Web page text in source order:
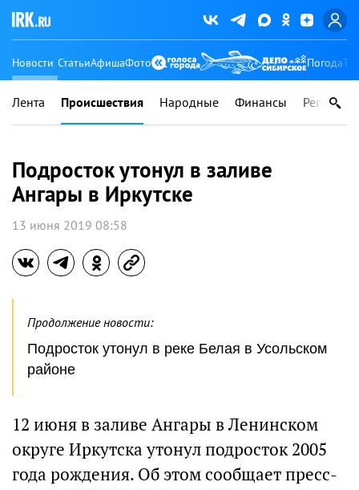
Новости СтатьиАфишаФото Погода
Лента Происшествия Народные Финансы Регионы
Подросток утонул в заливе
Ангары в Иркутске
13 июня 2019 08:58
Продолжение новости:
Подросток утонул в реке Белая в Усольском
районе
12 июня в заливе Ангары в Ленинском
округе Иркутска утонул подросток 2005
года рождения. Об этом сообщает пресс-